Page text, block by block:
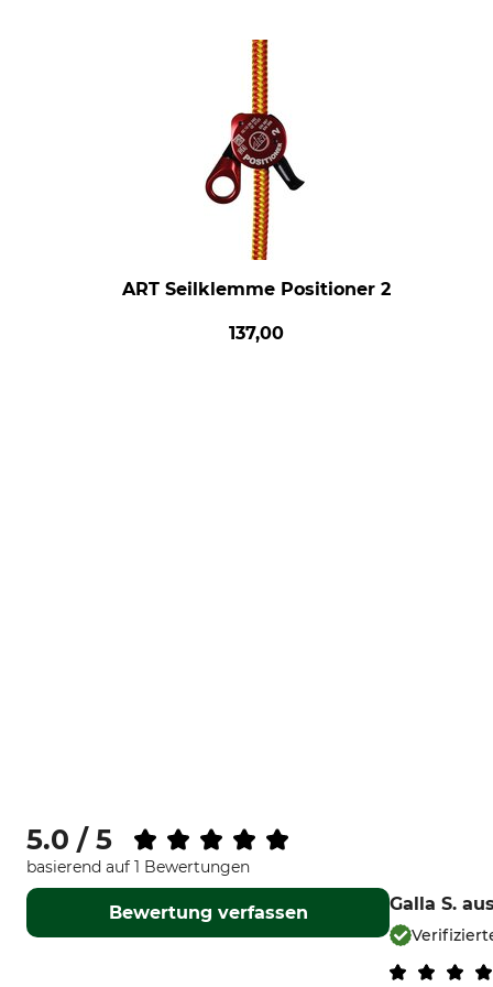
ART Seilklemme Positioner 2
137,00
5.0 / 5
basierend auf 1 Bewertungen
Bewertung verfassen Galla S.